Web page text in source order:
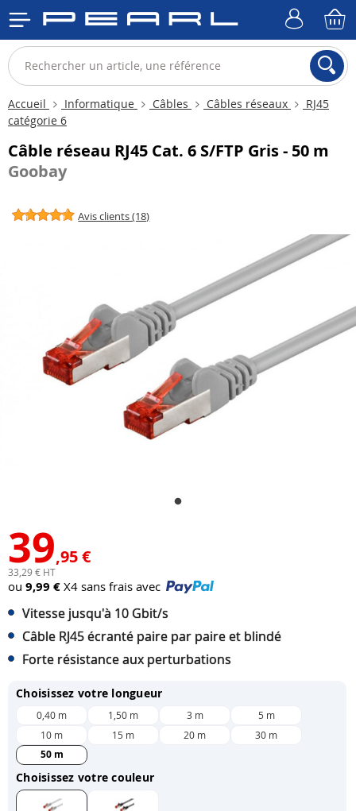
Accueil Informatique Câbles Câbles réseaux
RJ45
catégorie 6
Câble réseau RJ45 Cat. 6 S/FTP Gris - 50 m
Goobay
Avis clients (18)
39,95 €
33,29 € HT
ou 9,99 € X4 sans frais avec
Vitesse jusqu'à 10 Gbit/s
Câble RJ45 écranté paire par paire et blindé
Forte résistance aux perturbations
Choisissez votre longueur
0,40 m 1,50 m 3 m
5 m
10 m
15 m 20 m 30 m
50 m
Choisissez votre couleur